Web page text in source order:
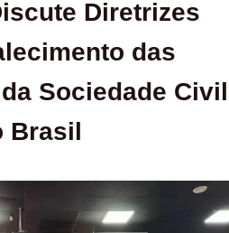
Diretrizes
das
Sociedade Civil
Brasil